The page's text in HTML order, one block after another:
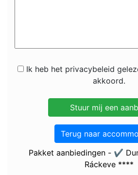
Ik heb het privacybeleid
akkoord.
Terug naar
Pakket aanbiedingen - ✔️
Ráckeve ****